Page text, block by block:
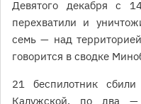
Девятого декабря с
перехватили и
семь — над
говорится в сводке
21 беспилотник
Калужской, по два —